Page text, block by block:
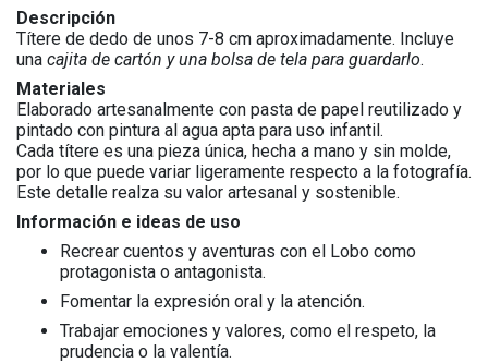
Descripción
Títere de dedo de unos 7-8 cm aproximadamente. Incluye
una cajita de cartón y una bolsa de tela para guardarlo.
Materiales
Elaborado artesanalmente con pasta de papel reutilizado y
pintado con pintura al agua apta para uso infantil.
Cada títere es una pieza única, hecha a mano y sin molde,
por lo que puede variar ligeramente respecto a la fotografía.
Este detalle realza su valor artesanal y sostenible.
Información e ideas de uso
Recrear cuentos y aventuras con el Lobo como
protagonista o antagonista.
Fomentar la expresión oral y la atención.
Trabajar emociones y valores, como el respeto, la
prudencia o la valentía.